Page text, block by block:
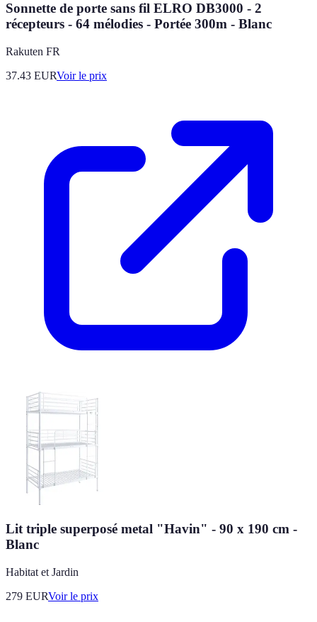
Sonnette de porte sans fil ELRO DB3000 - 2
récepteurs - 64 mélodies - Portée 300m - Blanc
Rakuten FR
37.43 EURVoir le prix
Lit triple superposé metal "Havin" - 90 x 190 cm -
Blanc
Habitat et Jardin
279 EURVoir le prix